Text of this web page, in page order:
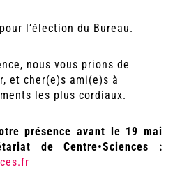
l’élection du Bureau.
nous vous prions de
et cher(e)s ami(e)s à
les plus cordiaux.
présence avant le 19 mai
de Centre•Sciences :